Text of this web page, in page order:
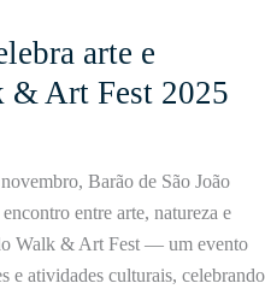
arte e
& Art Fest 2025
Barão de São João
entre arte, natureza e
Walk & Art Fest — um evento
e atividades culturais, celebrando